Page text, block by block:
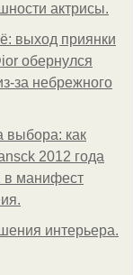
актрисы.
выход приянки
обернулся
за небрежного
выбора: как
2012 года
в манифест
интерьера.